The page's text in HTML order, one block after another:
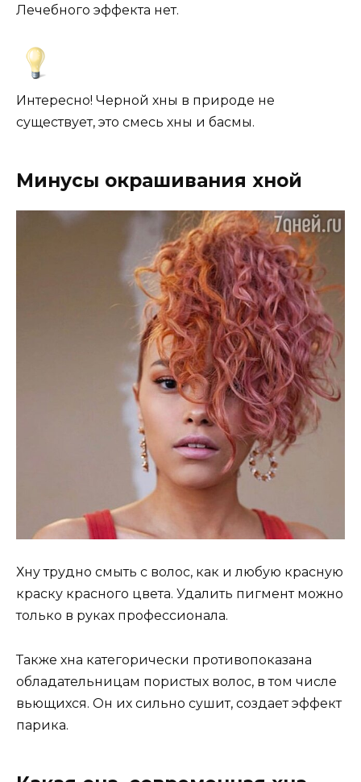
Лечебного эффекта нет.
Интересно! Черной хны в природе не
существует, это смесь хны и басмы.
Минусы окрашивания хной
Хну трудно смыть с волос, как и любую красную
краску красного цвета. Удалить пигмент можно
только в руках профессионала.
Также хна категорически противопоказана
обладательницам пористых волос, в том числе
вьющихся. Он их сильно сушит, создает эффект
парика.